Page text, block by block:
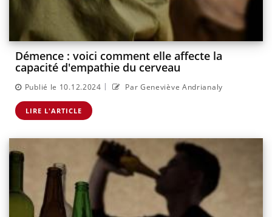
Démence : voici comment elle affecte la
capacité d'empathie du cerveau
Publié le 10.12.2024 | Par Geneviève Andrianaly
LIRE L'ARTICLE